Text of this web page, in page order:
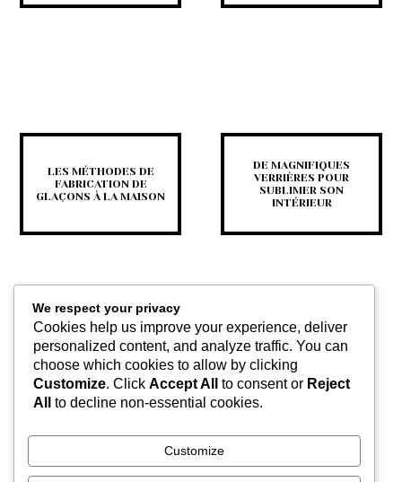
LES MÉTHODES DE
FABRICATION DE
GLAÇONS À LA MAISON
DE MAGNIFIQUES
VERRIÈRES POUR
SUBLIMER SON
INTÉRIEUR
POINTS SUR LES
DIFFÉRENTES ÉTAPES
We respect your privacy
Cookies help us improve your experience, deliver
personalized content, and analyze traffic. You can
choose which cookies to allow by clicking
Customize. Click Accept All to consent or Reject
All
to decline non-essential cookies.
Customize